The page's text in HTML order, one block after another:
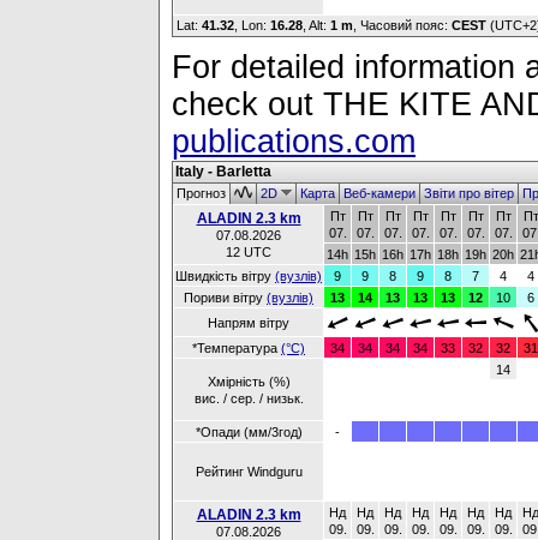
Lat: 41.32 , Lon: 16.28 Alt: 1 m , Часовий пояс: CEST
For detailed information
check out THE KITE
publications.com
Italy - Barletta
Прогноз 2D КартаВеб-камериЗвіти про вітер
ALADIN 2.3 km
07.08.2026
12 UTC
Пт
07.
Пт
07.
Пт
07.
Пт
07.
Пт
07.
Пт
07.
Пт
07.
Пт
14h 15h 16h 17h 18h 19h 20h
Швидкість вітру (вузлів) 9 9 8 9 8 7 4
4
Пориви вітру (вузлів) 13 14 13 13 13 12 10
6
Напрям вітру
*Температура (°C) 34 34 34 34 33 32 32 31
Хмірність (%)
вис. / сер. / низьк.
14
*Опади (мм/3год) -
Рейтинг Windguru
ALADIN 2.3 km
07.08.2026
Нд
09.
Нд
09.
Нд
09.
Нд
09.
Нд
09.
Нд
09.
Нд
09.
Нд